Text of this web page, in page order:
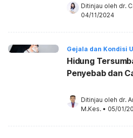
Ditinjau oleh dr.
04/11/2024
Gejala dan Kondisi
Hidung
Penyebab dan
Ditinjau oleh dr.
M.Kes. • 05/01/